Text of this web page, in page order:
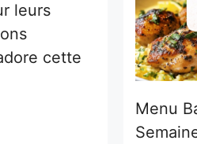
leurs
cette
Menu